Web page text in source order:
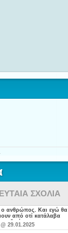
ΣΧΟΛΙΑ
ο ανθρώπος. Και εγώ θα
από οτί κατάλαβα
ξενέρωτες που
για "σύζυγο". Η
@ 29.01.2025